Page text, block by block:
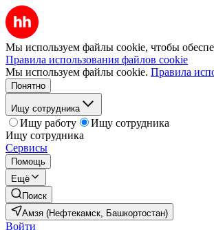
Мы используем файлы cookie, чтобы
Правила использования файлов cookie
Мы используем файлы cookie. Правила
Понятно
Ищу сотрудника
Ищу работу
Ищу сотрудника
Ищу сотрудника
Сервисы
Помощь
Ещё
Поиск
Амзя (Нефтекамск, Башкортостан)
Войти